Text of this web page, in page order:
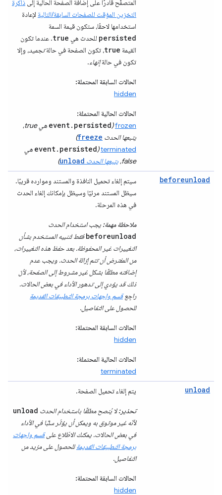
المتصفّح قادرًا على إضافة الصفحة الحالية إلى ذاكرة
التخزين المؤقت للصفحات السابقة/التالية لإعادة
استخدامها لاحقًا، ستكون قيمة السمة
persisted للحدث هي true. عندما تكون
القيمة true، تكون الصفحة في حالةتجميد، وإلا
تكون في حالةإنهاء.
الحالات السابقة المحتملة:
hidden
الحالات الحالية المحتملة:
frozen
(
event.persisted
هي true،
يتبعها الحدث freeze
)
terminated
(
event.persisted هي
false، يتبعها الحدث unload
)
beforeunload
سيتم إلغاء تحميل النافذة والمستند وموارده قريبًا.
سيظل المستند مرئيًا وسيظل بإمكانك إلغاء الحدث
في هذه المرحلة.
ملاحظة مهمة: يجب استخدام الحدث
beforeunloadفقط لتنبيه المستخدم بشأن
التغييرات غير المحفوظة. بعد حفظ هذه التغييرات،
من المفترض أن تتم إزالة الحدث. ويجب عدم
إضافته مطلقًا بشكل غير مشروط إلى الصفحة، لأنّ
ذلك قد يؤدي إلى تدهور الأداء في بعض الحالات.
راجِعقسم واجهات برمجة التطبيقات القديمة
للحصول على التفاصيل.
الحالات السابقة المحتملة:
hidden
الحالات الحالية المحتملة:
terminated
unload يتم إلغاء تحميل الصفحة.
تحذير:لا يُنصح مطلقًا باستخدام الحدث unload
لأنّه غير موثوق به ويمكن أن يؤثّر سلبًا في الأداء
في بعض الحالات. يمكنك الاطّلاع علىقسم واجهات
برمجة التطبيقات القديمةللحصول على مزيد من
التفاصيل.
الحالات السابقة المحتملة:
hidden